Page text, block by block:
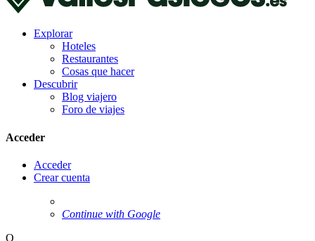
Explorar
Hoteles
Restaurantes
Cosas que hacer
Descubrir
Blog viajero
Foro de viajes
Acceder
Acceder
Crear cuenta
Continue with Google
O